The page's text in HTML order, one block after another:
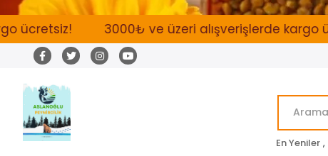
3000₺ ve üzeri alışverişlerde kargo ücretsiz!
En Yeniler ,